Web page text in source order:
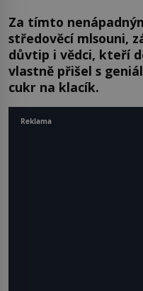
Za tímto
středověcí mlsouni,
důvtip i vědci, kteří
vlastně přišel s
cukr na klacík.
Reklama